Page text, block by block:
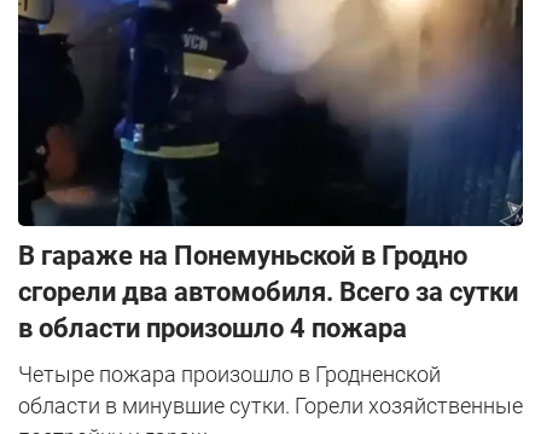
В гараже на Понемуньской в Гродно
сгорели два автомобиля. Всего за сутки
в области произошло 4 пожара
Четыре пожара произошло в Гродненской
области в минувшие сутки. Горели хозяйственные